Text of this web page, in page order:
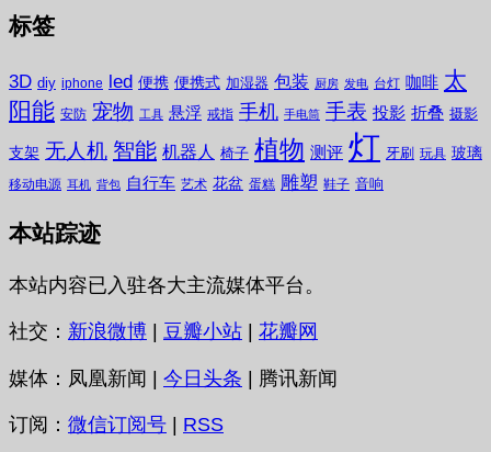
标签
3D diy iphone led 便携 便携式 加湿器 包装 厨房 发电 台灯 咖啡 太
阳能 安防 宠物 工具 悬浮 戒指 手机 手电筒 手表 投影 折叠 摄影
支架 无人机 智能 机器人 椅子 植物 测评 灯 牙刷 玩具 玻璃
移动电源 耳机 背包 自行车 艺术 花盆 蛋糕 雕塑 鞋子 音响
本站踪迹
本站内容已入驻各大主流媒体平台。
社交： 新浪微博 豆瓣小站 花瓣网
媒体：凤凰新闻 | 今日头条 | 腾讯新闻
订阅： 微信订阅号 | RSS